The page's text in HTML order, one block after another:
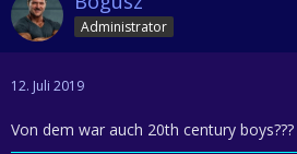
Administrator
12. Juli 2019
Von dem war auch 20th century